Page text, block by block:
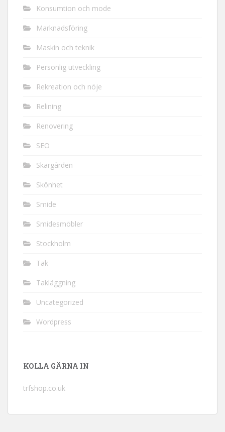
Konsumtion och mode
Marknadsföring
Maskin och teknik
Personlig utveckling
Rekreation och nöje
Relining
Renovering
SEO
Skärgården
Skönhet
Smide
Smidesmöbler
Stockholm
Tak
Takläggning
Uncategorized
Wordpress
KOLLA GÄRNA IN
trfshop.co.uk